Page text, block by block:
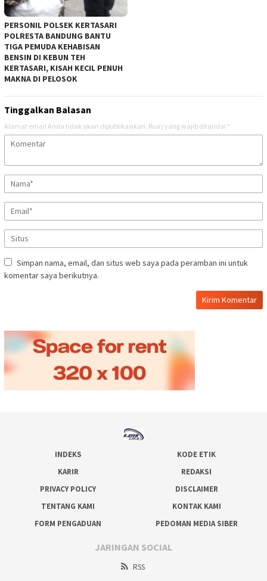
PERSONIL POLSEK KERTASARI
POLRESTA BANDUNG BANTU
TIGA PEMUDA KEHABISAN
BENSIN DI KEBUN TEH
KERTASARI, KISAH KECIL PENUH
MAKNA DI PELOSOK
Tinggalkan Balasan
Alamat email Anda tidak akan dipublikasikan. Ruas yang wajib ditandai *
Simpan nama, email, dan situs web saya pada peramban ini untuk
komentar saya berikutnya.
INDEKS
KODE ETIK
KARIR
REDAKSI
PRIVACY POLICY
DISCLAIMER
TENTANG KAMI
KONTAK KAMI
FORM PENGADUAN
PEDOMAN MEDIA SIBER
JARINGAN SOCIAL
RSS